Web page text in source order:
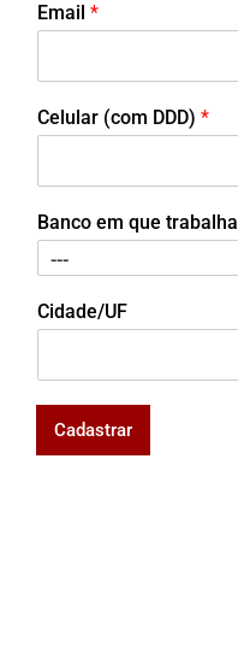
Email *
Celular (com DDD) *
Banco em que trabalha
Cidade/UF
Cadastrar